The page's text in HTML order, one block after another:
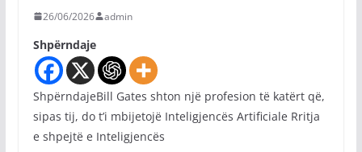
26/06/2026 admin
Shpërndaje
ShpërndajeBill Gates shton një profesion të katërt që,
sipas tij, do t’i mbijetojë Inteligjencës Artificiale Rritja
e shpejtë e Inteligjencës